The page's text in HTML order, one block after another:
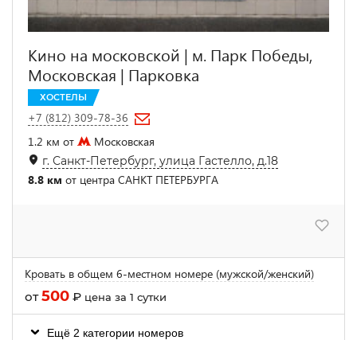
Кино на московской | м. Парк Победы,
Московская | Парковка
ХОСТЕЛЫ
+7 (812) 309-78-36
1.2 км от
Московская
г. Санкт-Петербург, улица Гастелло, д.18
8.8 км от центра САНКТ ПЕТЕРБУРГА
Кровать в общем 6-местном номере (мужской/женский)
от500 ₽ цена за 1 сутки
Ещё 2 категории номеров